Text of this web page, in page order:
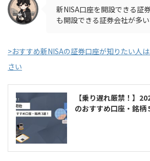
新NISA口座を開設できる証
も開設できる証券会社が多い
>おすすめ新NISAの証券口座が知りたい人
さい
【乗り遅れ厳禁！】
のおすすめ口座・銘柄